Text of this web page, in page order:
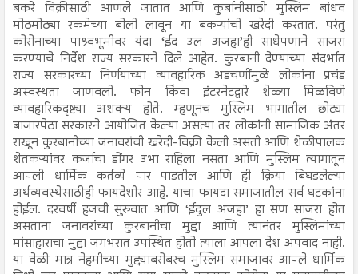
बकरे विक्रीसाठी आणले जातात आणि कुर्बानीसाठी मुस्लिम बांधव
मोठमोठ्या रकमेच्या बोली लावून या बकऱ्यांची खरेदी करतात. परंतु
कोरोनाच्या पाश्र्वभूमीवर यंदा ‘ईद उल अजहा’ही साधेपणाने साजरा
करण्याचे निर्देश राज्य सरकारने दिले आहेत. कुरबानी देण्याच्या संदर्भात
राज्य सरकारच्या निर्णयाच्या व्यावहारिक अडचणींमुळे लोकांना प्रचंड
अस्वस्थता जाणवली. फोन किंवा इंटरनेटद्वारे शेळ्या मिळविणे
व्यावहारिकदृष्ट्या अशक्य होते. म्हणूनच मुस्लिम भागातील छोट्या
बाजारपेठा सरकारने आयोजित केल्या असत्या तर लोकांनी सामाजिक अंतर
राखून कुरबानीच्या जनावरांची खरेदी-विक्री केली असती आणि शेळीपालक
शेतकऱ्यांवर कर्जाचा डोंगर उभा राहिला नसता आणि मुस्लिम त्यागातून
आपली धार्मिक कर्तव्ये पार पाडतील आणि ही क्रिया बिघडलेल्या
अर्थव्यवस्थेसाठीही फायदेशीर आहे. याचा फायदा समाजातील सर्व घटकांना
होईल. दरवर्षी हजची सुरुवात आणि ‘ईदुल अजहा’ हा सण साजरा होत
असताना जनावरांच्या कुरबानीचा मुद्दा आणि त्यानंतर मुस्लिमांच्या
मांसाहाराचा मुद्दा जगभरात उपस्थित होतो त्याला आपला देश अपवाद नाही.
या वेळी मात्र नेहमीच्या मुद्द्याबरोबरच मुस्लिम समाजावर आपले धार्मिक